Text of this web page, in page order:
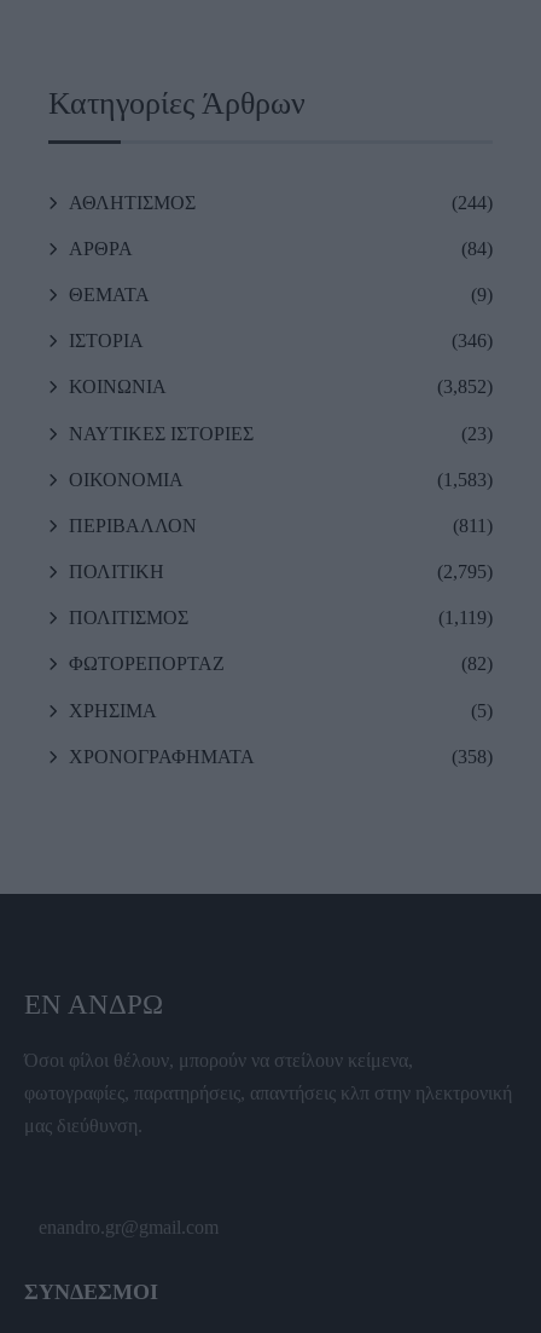
Κατηγορίες Άρθρων
ΑΘΛΗΤΙΣΜΟΣ (244)
ΑΡΘΡΑ (84)
ΘΕΜΑΤΑ (9)
ΙΣΤΟΡΙΑ (346)
ΚΟΙΝΩΝΙΑ (3,852)
ΝΑΥΤΙΚΕΣ ΙΣΤΟΡΙΕΣ (23)
ΟΙΚΟΝΟΜΙΑ (1,583)
ΠΕΡΙΒΑΛΛΟΝ (811)
ΠΟΛΙΤΙΚΗ (2,795)
ΠΟΛΙΤΙΣΜΟΣ (1,119)
ΦΩΤΟΡΕΠΟΡΤΑΖ (82)
ΧΡΗΣΙΜΑ (5)
ΧΡΟΝΟΓΡΑΦΗΜΑΤΑ (358)
ΕΝ ΆΝΔΡΩ
Όσοι φίλοι θέλουν, μπορούν να στείλουν κείμενα,
φωτογραφίες, παρατηρήσεις, απαντήσεις κλπ στην ηλεκτρονική
μας διεύθυνση.
enandro.gr@gmail.com
ΣΥΝΔΕΣΜΟΙ